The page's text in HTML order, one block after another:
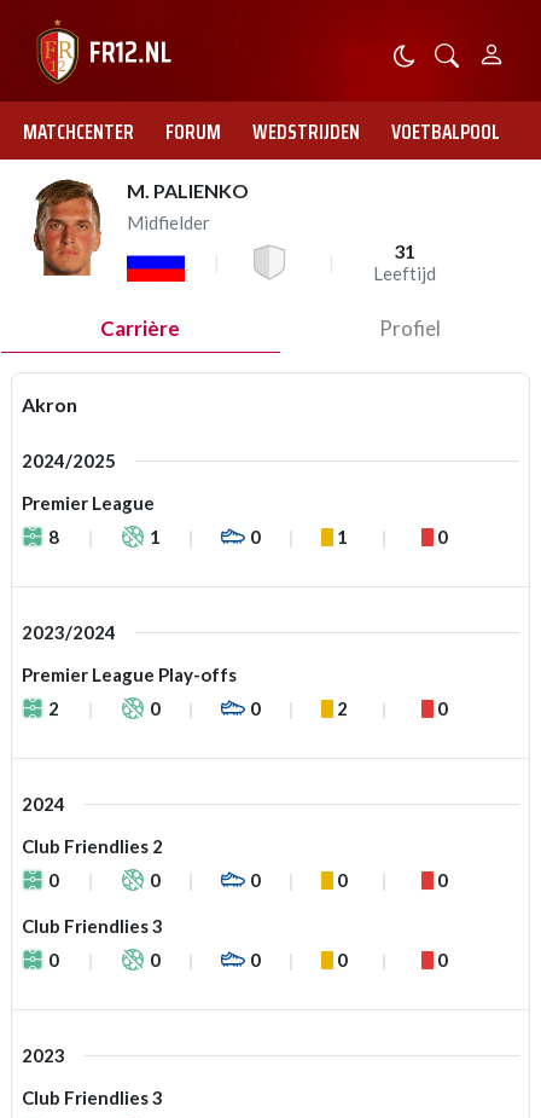
MATCHCENTER FORUM WEDSTRIJDEN VOETBALPOOL
M. PALIENKO
Midfielder
31
Leeftijd
Carrière Profiel
Akron
2024/2025
Premier League
8
1 0 1 0
2023/2024
Premier League Play-offs
2
0 0 2 0
2024
Club Friendlies 2
0
0 0 0 0
Club Friendlies 3
0
0 0 0 0
2023
Club Friendlies 3